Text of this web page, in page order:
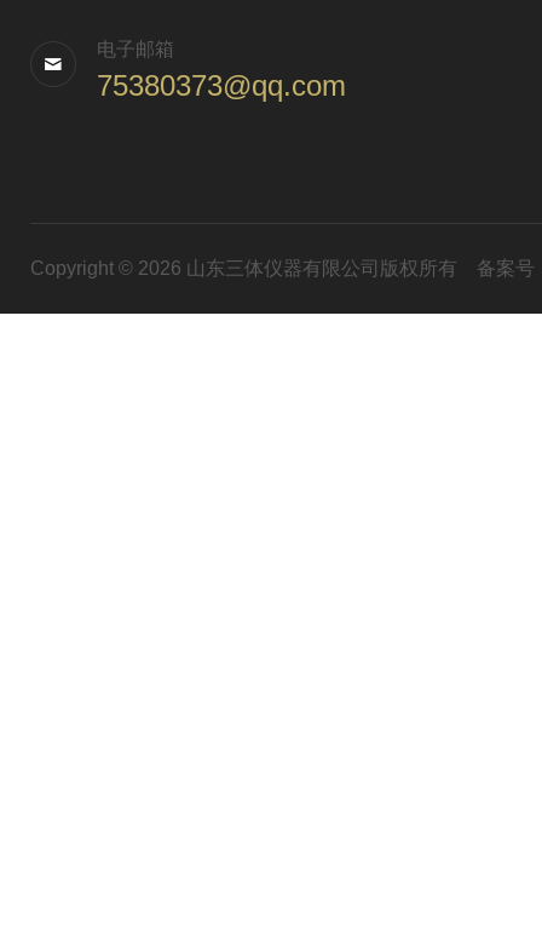
电子邮箱
75380373@qq.com
Copyright © 2026 山东三体仪器有限公司版权所有 备案号